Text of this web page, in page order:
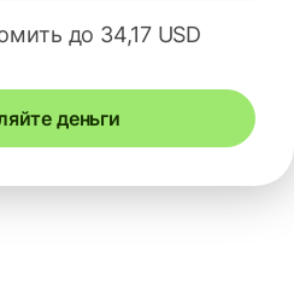
до 34,17 USD
деньги